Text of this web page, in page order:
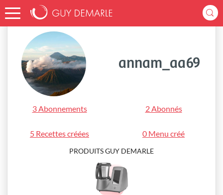
Accueil annam_aa69
annam_aa69
3 Abonnements 2 Abonnés
5 Recettes créées 0 Menu créé
PRODUITS GUY DEMARLE